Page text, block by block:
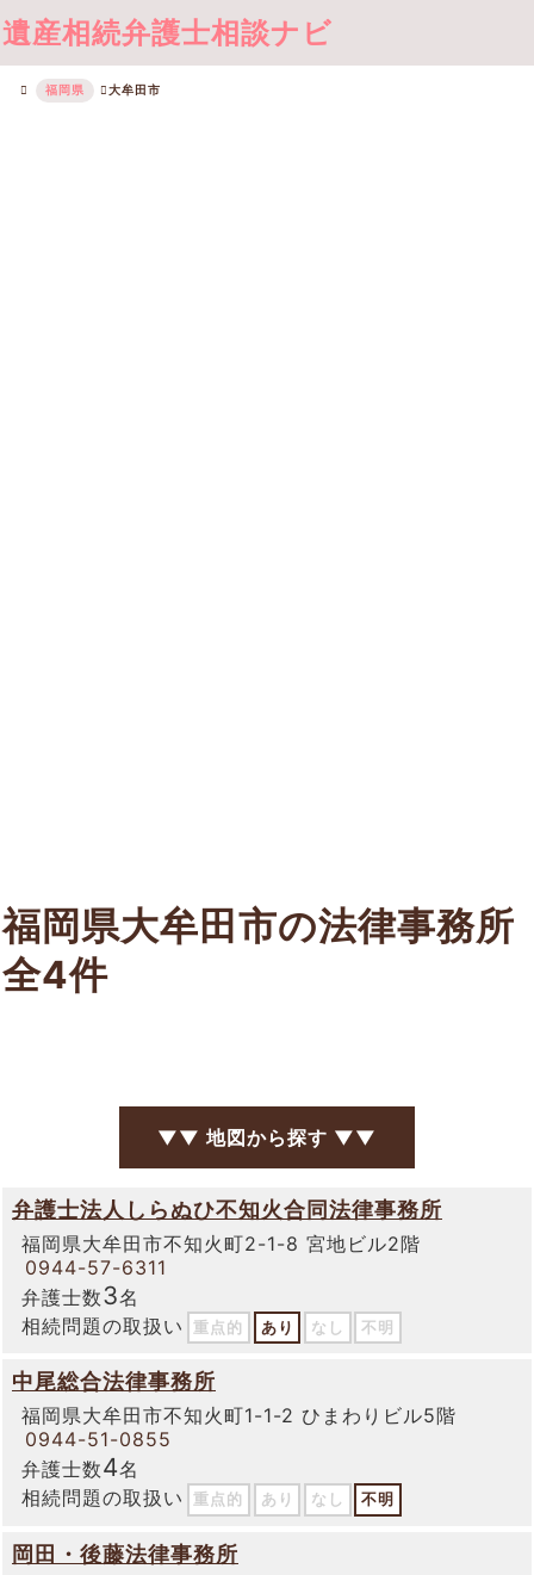
遺産相続弁護士相談ナビ
福岡県 大牟田市
福岡県大牟田市の法律事務所
全4件
▼▼ 地図から探す ▼▼
弁護士法人しらぬひ不知火合同法律事務所
福岡県大牟田市不知火町2-1-8 宮地ビル2階
0944-57-6311
弁護士数3名
相続問題の取扱い
重点的 あり なし 不明
中尾総合法律事務所
福岡県大牟田市不知火町1-1-2 ひまわりビル5階
0944-51-0855
弁護士数4名
相続問題の取扱い
重点的 あり なし 不明
岡田・後藤法律事務所